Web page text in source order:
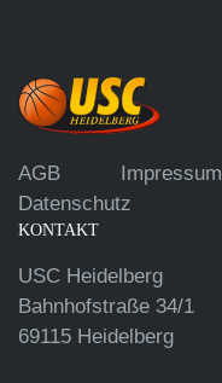
AGB Impressum
Datenschutz
KONTAKT
USC Heidelberg
Bahnhofstraße 34/1
69115 Heidelberg